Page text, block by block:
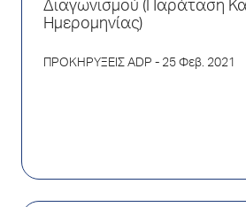
Διαγωνισμού (Παράταση
Ημερομηνίας)
ΠΡΟΚΗΡΥΞΕΙΣ ADP - 25 Φεβ. 2021